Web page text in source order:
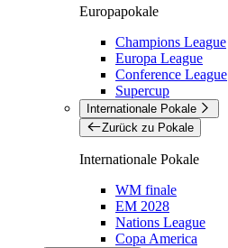
Europapokale
Champions League
Europa League
Conference League
Supercup
Internationale Pokale
Zurück zu Pokale
Internationale Pokale
WM finale
EM 2028
Nations League
Copa America